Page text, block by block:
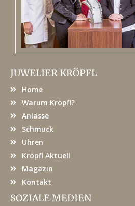
JUWELIER KRÖPFL
Home
Warum Kröpfl?
Anlässe
Schmuck
Uhren
Kröpfl Aktuell
Magazin
Kontakt
SOZIALE MEDIEN